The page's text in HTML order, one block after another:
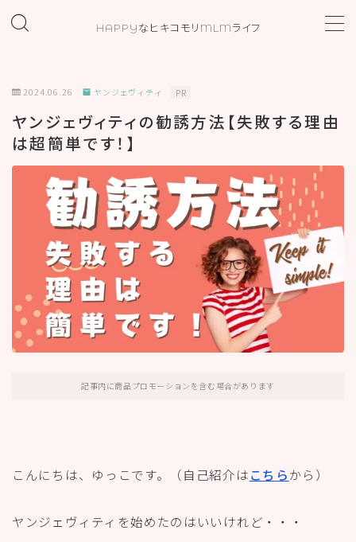
HAPPYなヒキコモリMLMライフ
プロフィール
お問い合わせ
カテゴリー
2024.06.26 ヤンジェヴィティ PR
ヤンジェヴィティの勧誘方法【失敗する理由
は超簡単です！】
記事内に商品プロモーションを含む場合があります
こんにちは、ゆっこです。（自己紹介はこちらから）
ヤンジェヴィティを始めたのはいいけれど・・・